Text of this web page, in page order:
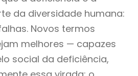
da diversidade humana:
Novos termos
melhores — capazes
social da deficiência,